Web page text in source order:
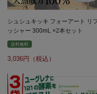
シュシュキッキ フォーアート リ
ッシャー 300mL ×2本セット
送料無料
3,036